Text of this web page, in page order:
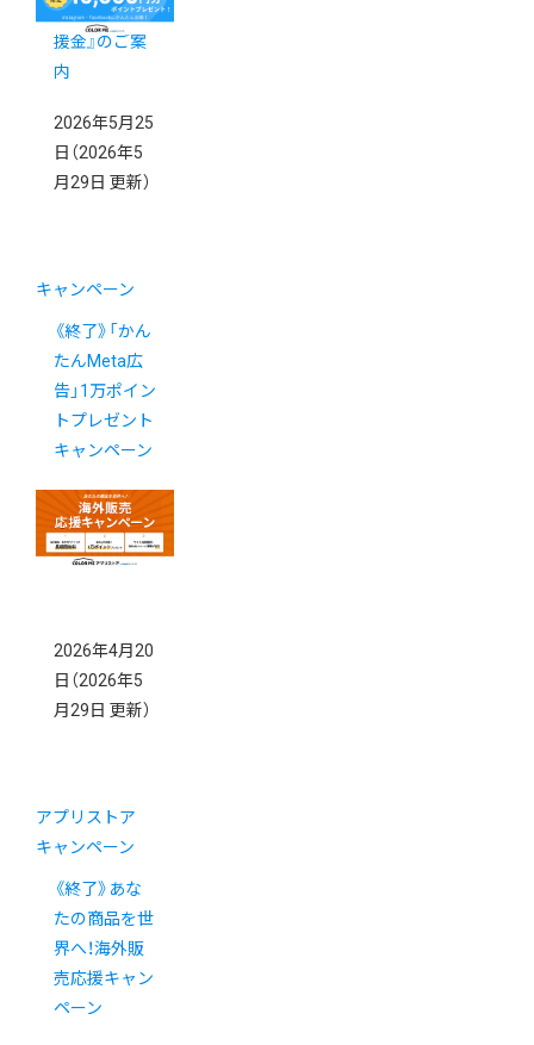
ニューアル支
援金』のご案
内
2026年5月25
日 （2026年5
月29日 更新）
キャンペーン
《終了》「かん
たんMeta広
告」1万ポイン
トプレゼント
キャンペーン
2026年4月20
日 （2026年5
月29日 更新）
アプリストア
キャンペーン
《終了》あな
たの商品を世
界へ！海外販
売応援キャン
ペーン